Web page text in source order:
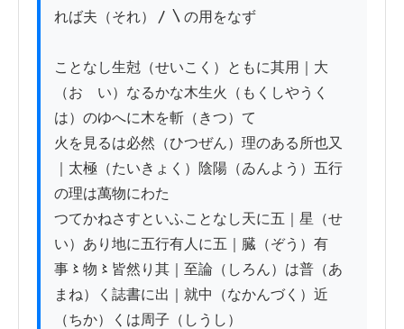
れば夫（それ）〳〵の用をなず
ことなし生尅（せいこく）ともに其用｜大
（おゝい）なるかな木生火（もくしやうく
は）のゆへに木を斬（きつ）て
火を見るは必然（ひつぜん）理のある所也又
｜太極（たいきょく）陰陽（ゐんよう）五行
の理は萬物にわた
つてかねさすといふことなし天に五｜星（せ
い）あり地に五行有人に五｜臓（ぞう）有
事〻物〻皆然り其｜至論（しろん）は普（あ
まね）く誌書に出｜就中（なかんづく）近
（ちか）くは周子（しうし）